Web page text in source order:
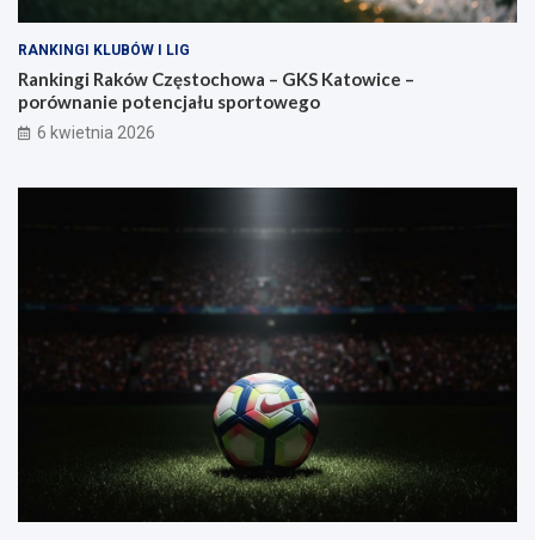
RANKINGI KLUBÓW I LIG
Rankingi Raków Częstochowa – GKS Katowice –
porównanie potencjału sportowego
6 kwietnia 2026